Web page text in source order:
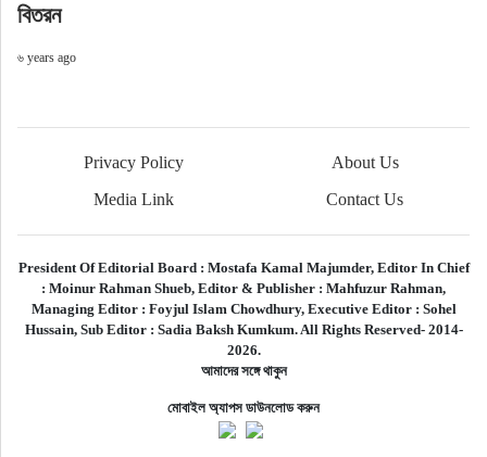
বিতরন
৬ years ago
Privacy Policy
About Us
Media Link
Contact Us
President Of Editorial Board : Mostafa Kamal Majumder, Editor In Chief
: Moinur Rahman Shueb, Editor & Publisher : Mahfuzur Rahman,
Managing Editor : Foyjul Islam Chowdhury, Executive Editor : Sohel
Hussain, Sub Editor : Sadia Baksh Kumkum. All Rights Reserved- 2014-
2026.
আমাদের সঙ্গে থাকুন
মোবাইল অ্যাপস ডাউনলোড করুন